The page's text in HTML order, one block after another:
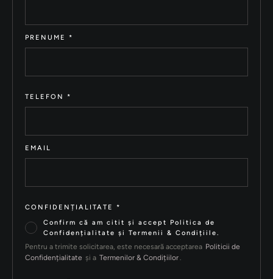
PRENUME *
TELEFON *
EMAIL
CONFIDENȚIALITATE *
Confirm că am citit și accept Politica de
Confidențialitate și Termenii & Condițiile.
Pentru a trimite solicitarea, este necesară acceptarea Politicii de
Confidențialitate și a Termenilor & Condițiilor.